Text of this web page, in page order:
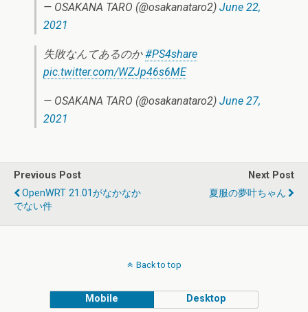
— OSAKANA TARO (@osakanataro2) June 22,
2021
失敗なんてあるのか#PS4share
pic.twitter.com/WZJp46s6ME
— OSAKANA TARO (@osakanataro2) June 27,
2021
Previous Post
OpenWRT 21.01がなかなか
でない件
Next Post
夏服の夢叶ちゃん
Back to top
Mobile Desktop